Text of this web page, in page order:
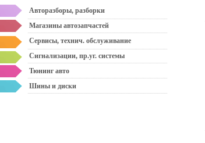
Авторазборы, разборки
Магазины автозапчастей
Сервисы, технич. обслуживание
Сигнализации, пр.уг. системы
Тюнинг авто
Шины и диски